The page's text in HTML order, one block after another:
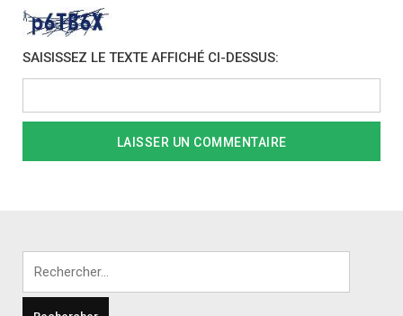
SAISISSEZ LE TEXTE AFFICHÉ CI-DESSUS: